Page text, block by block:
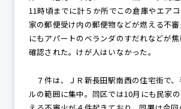
防犯協力会につい
11時頃までに計５か所でこの倉庫やエア
家の郵便受け内の郵便物などが燃える不
にもアパートのベランダのすだれなどが
確認された。けが人はいなかった。
７件は、ＪＲ新長田駅南西の住宅街で、
ルの範囲に集中。同区では10月にも民家